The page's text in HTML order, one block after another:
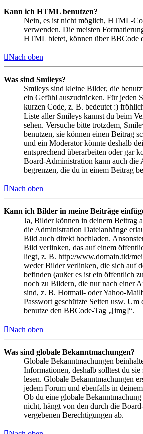
Kann ich HTML benutzen?
Nein, es ist nicht möglich, HTML-
verwenden. Die meisten
HTML bietet, können über BBCode
Nach oben
Was sind Smileys?
Smileys sind kleine Bilder, die
ein Gefühl auszudrücken. Für jeden
kurzen Code, z. B. bedeutet :)
Liste aller Smileys kannst du beim
sehen. Versuche bitte trotzdem,
benutzen, sie können einen Beitrag
und ein Moderator könnte deshalb
entsprechend überarbeiten oder gar
Board-Administration kann auch die
begrenzen, die du in einem Beitrag
Nach oben
Kann ich Bilder in meine Beiträge
Ja, Bilder können in deinem Beitrag
die Administration Dateianhänge
Bild auch direkt hochladen.
Bild verlinken, das auf einem
liegt, z. B. http://www.domain.tld/
weder Bilder verlinken, die sich auf
befinden (außer es ist ein öffentlich
noch zu Bildern, die nur nach einer
sind, z. B. Hotmail- oder Yahoo-
Passwort geschützte Seiten usw. Um
benutze den BBCode-Tag „[img]“.
Nach oben
Was sind globale Bekanntmachungen?
Globale Bekanntmachungen
Informationen, deshalb solltest du
lesen. Globale Bekanntmachungen
jedem Forum und ebenfalls in
Ob du eine globale
nicht, hängt von den durch die
vergebenen Berechtigungen ab.